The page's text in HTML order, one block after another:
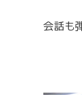
会話も